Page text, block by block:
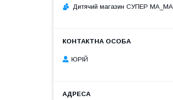
Дитячий магазин СУПЕР МА_МА
ЮРІЙ